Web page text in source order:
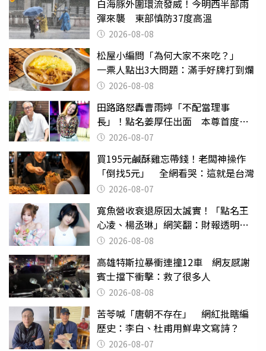
白海豚外圍環流發威！今明西半部雨
彈來襲 東部慎防37度高溫
2026-08-08
松屋小編問「為何大家不來吃？」
一票人點出3大問題：滿手好牌打到爛
2026-08-08
田路路怒轟曹雨婷「不配當理事
長」！點名姜厚任出面 本尊首度回
應了2026-08-07
買195元鹹酥雞忘帶錢！老闆神操作
「倒找5元」 全網看哭：這就是台灣
2026-08-07
寬魚營收衰退原因太誠實！「點名王
心凌、楊丞琳」網笑翻：財報透明度
滿分2026-08-08
高雄特斯拉暴衝連撞12車 網友感謝
賓士擋下衝擊：救了很多人
2026-08-08
苦苓喊「唐朝不存在」 網紅批瞎編
歷史：李白、杜甫用鮮卑文寫詩？
2026-08-07